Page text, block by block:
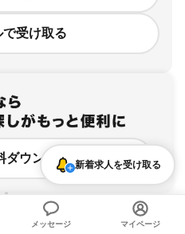
で受け取る
ダウンロード新着求人を受け取る
メッセージ マイページ